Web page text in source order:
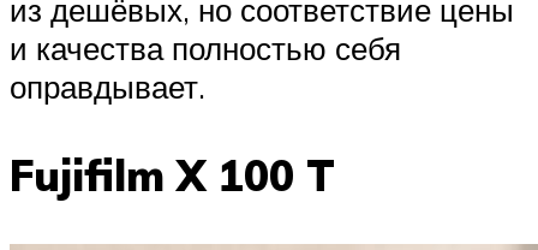
из дешёвых, но соответствие цены
и качества полностью себя
оправдывает.
Fujifilm X 100 T